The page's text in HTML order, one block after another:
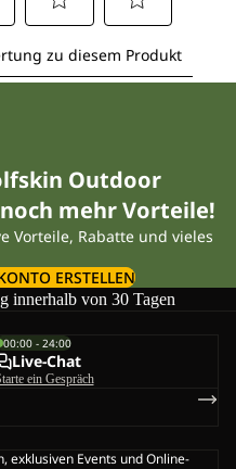
Outdoor
mehr Vorteile!
Vorteile, Rabatte und vieles
ERSTELLEN
innerhalb von 30 Tagen
00:00 - 24:00
Live-Chat
ein Gespräch
exklusiven Events und Online-